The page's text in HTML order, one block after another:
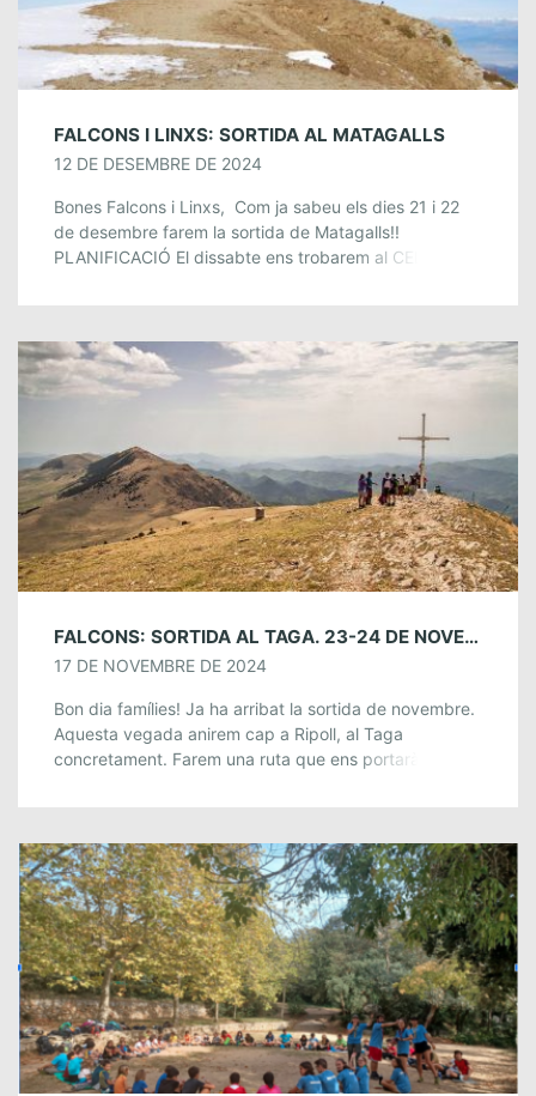
FALCONS I LINXS: SORTIDA AL MATAGALLS
12 DE DESEMBRE DE 2024
Bones Falcons i Linxs, Com ja sabeu els dies 21 i 22
de desembre farem la sortida de Matagalls!!
PLANIFICACIÓ El dissabte ens trobarem al CELLV a
FALCONS: SORTIDA AL TAGA. 23-24 DE NOVEMBRE
17 DE NOVEMBRE DE 2024
Bon dia famílies! Ja ha arribat la sortida de novembre.
Aquesta vegada anirem cap a Ripoll, al Taga
concretament. Farem una ruta que ens portarà fins el